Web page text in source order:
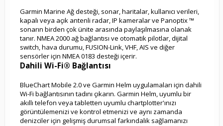
Garmin Marine Ağ desteği, sonar, haritalar, kullanıcı verileri,
kapalı veya açık antenli radar, IP kameralar ve Panoptix ™
sonarın birden çok ünite arasında paylaşılmasına olanak
tanır. NMEA 2000 ağ bağlantısı ve otomatik pilotlar, dijital
switch, hava durumu, FUSION-Link, VHF, AIS ve diğer
sensörler için NMEA 0183 desteği içerir.
Dahili Wi-Fi® Bağlantısı
BlueChart Mobile 2.0 ve Garmin Helm uygulamaları için dahili
Wi-Fi bağlantısının tadını çıkarın. Garmin Helm, uyumlu bir
akıllı telefon veya tabletten uyumlu chartplotter'ınızı
görüntülemenizi ve kontrol etmenizi ve aynı zamanda
denizciler için gelişmiş durumsal farkındalık sağlamanızı